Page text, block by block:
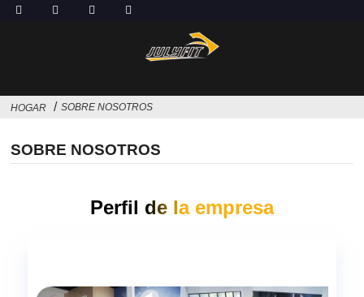
HOGAR SOBRE NOSOTROS
SOBRE NOSOTROS
Perfil de la empresa